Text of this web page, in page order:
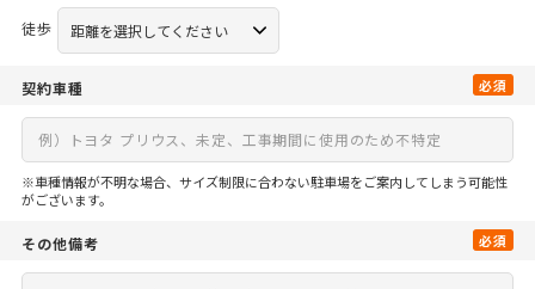
徒歩
契約車種 必須
※車種情報が不明な場合、サイズ制限に合わない駐車場をご案内してしまう可能性
がございます。
その他備考 必須